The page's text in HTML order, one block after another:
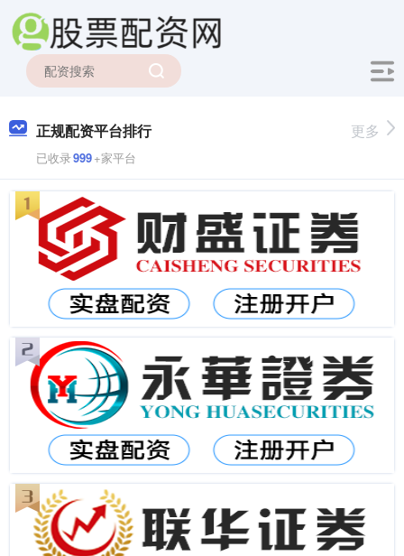
正规配资平台排行
已收录999+家平台
更多